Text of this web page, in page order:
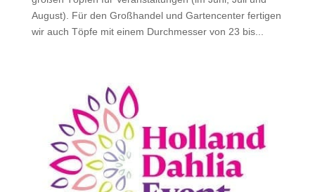
August). Für den Großhandel und Gartencenter fertigen
wir auch Töpfe mit einem Durchmesser von 23 bis...